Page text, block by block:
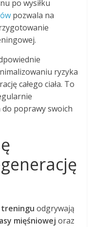
po wysiłku
pozwala na
ryzyka
całego ciała. To
poprawy swoich
treningu odgrywają
mięśniowej oraz